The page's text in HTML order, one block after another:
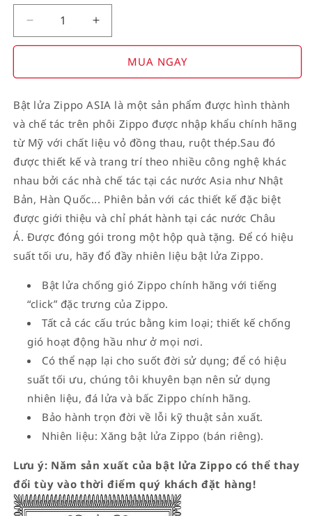
Decrease
quantity
American
on
Flag
Increase
quantity
American
on
Flag
MUA NGAY
Bật lửa Zippo ASIA là một sản phẩm được hình thành
và chế tác trên phôi Zippo được nhập khẩu chính hãng
từ Mỹ với chất liệu vỏ đồng thau, ruột thép.Sau đó
được thiết kế và trang trí theo nhiều công nghệ khác
nhau bởi các nhà chế tác tại các nước Asia như Nhật
Bản, Hàn Quốc... Phiên bản với các thiết kế đặc biệt
được giới thiệu và chỉ phát hành tại các nước Châu
Á. Được đóng gói trong một hộp quà tặng. Để có hiệu
suất tối ưu, hãy đổ đầy nhiên liệu bật lửa Zippo.
Bật lửa chống gió Zippo chính hãng với tiếng
“click” đặc trưng của Zippo.
Tất cả các cấu trúc bằng kim loại; thiết kế chống
gió hoạt động hầu như ở mọi nơi.
Có thể nạp lại cho suốt đời sử dụng; để có hiệu
suất tối ưu, chúng tôi khuyên bạn nên sử dụng
nhiên liệu, đá lửa và bấc Zippo chính hãng.
Bảo hành trọn đời về lỗi kỹ thuật sản xuất.
Nhiên liệu: Xăng bật lửa Zippo (bán riêng).
Lưu ý: Năm sản xuất của bật lửa Zippo có thể thay
đổi tùy vào thời điểm quý khách đặt hàng!